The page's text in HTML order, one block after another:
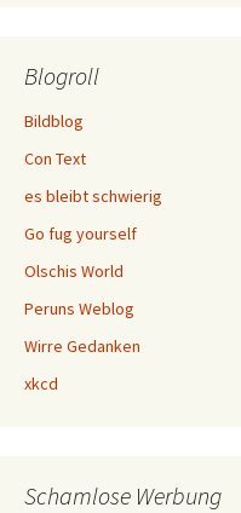
Blogroll
Bildblog
Con Text
es bleibt schwierig
Go fug yourself
Olschis World
Peruns Weblog
Wirre Gedanken
xkcd
Schamlose Werbung